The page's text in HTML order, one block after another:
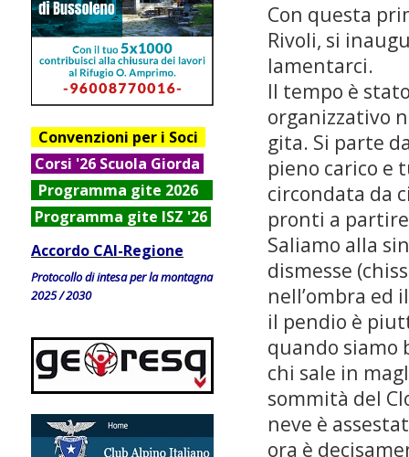
Convenzioni per i Soci
Corsi '26 Scuola Giorda
Programma gite 2026
Programma gite ISZ '26
Accordo CAI-Regione
Protocollo di intesa per la montagna
2025 / 2030
Con questa
Rivoli, si
lamentarci.
Il tempo è
organizzativo
gita. Si parte
pieno carico e
circondata da
pronti a
Saliamo alla
dismesse
nell’ombra ed
il pendio è
quando siamo
chi sale in
sommità del
neve è
ora è